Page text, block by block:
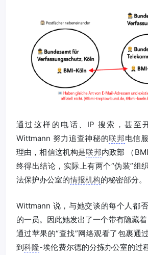
通过这样的电话、IP 搜索，甚至
Wittmann 努力追查神秘的联邦电信
理由，相信这机构是联邦内政部 （
终得出结论，实际上有两个“伪装”组
法保护办公室的情报机构的秘密部分。
Wittmann 说，与她交谈的每个人都
的一员。因此她发出了一个带有隐藏
通过苹果的“查找”网络观看了包裹通
到科隆-埃伦费尔德的分拣办公室的过